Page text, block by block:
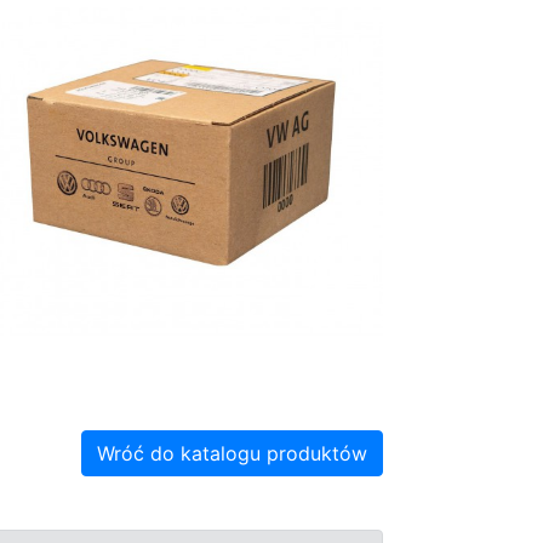
Wróć do katalogu produktów